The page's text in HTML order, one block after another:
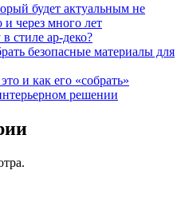
будет актуальным не
и через много лет
стиле ар-деко?
безопасные материалы для
и как его «собрать»
решении